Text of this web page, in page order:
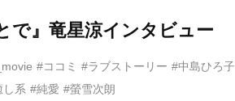
で』竜星涼インタビュー
#ココミ #ラブストーリー #中島ひろ子
し系 #純愛 #螢雪次朗